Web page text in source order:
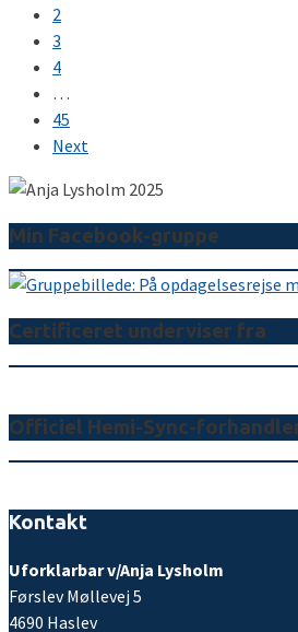
2
3
4
…
45
Next
Min Facebook-gruppe
Certificeret underviser fra
Officiel Hemi-Sync-
Kontakt
Uforklarbar v/Anja Lysholm
Førslev Møllevej 5
4690 Haslev